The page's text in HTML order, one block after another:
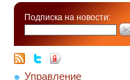
Подписка на новости:
Управление